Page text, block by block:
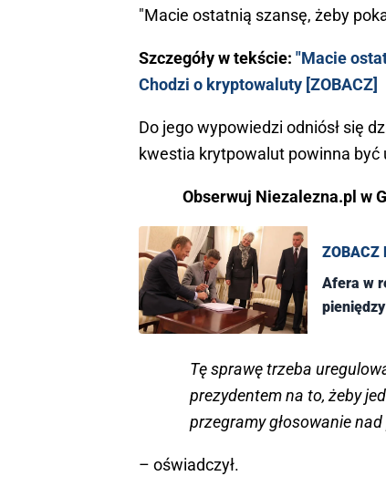
"Macie ostatnią szansę, żeby
Szczegóły w tekście: "Macie
Chodzi o kryptowaluty [ZOBACZ]
Do jego wypowiedzi odniósł się
kwestia krytpowalut powinna być
Obserwuj Niezalezna.pl w
ZOBACZ
Afera w
Tę sprawę trzeba
prezydentem na to, żeby
przegramy głosowanie
– oświadczył.